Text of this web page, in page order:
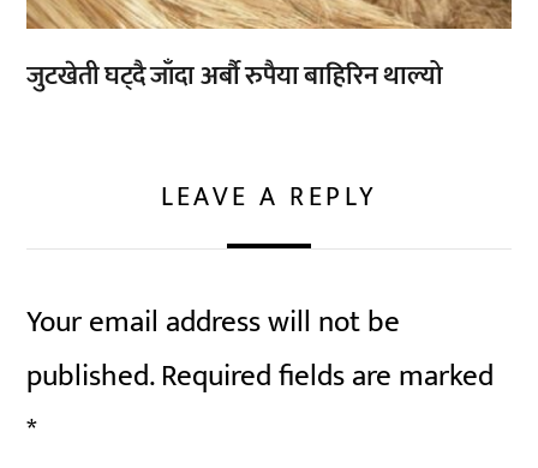
जुटखेती घट्दै जाँदा अर्बौ रुपैया बाहिरिन थाल्यो
LEAVE A REPLY
Your email address will not be
published.Required fields are marked
*